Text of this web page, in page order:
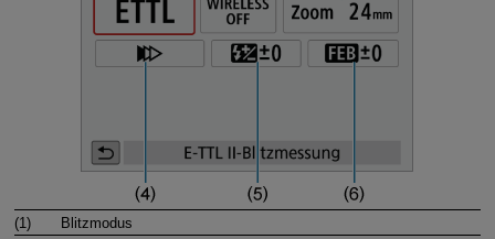
(1)
Blitzmodus